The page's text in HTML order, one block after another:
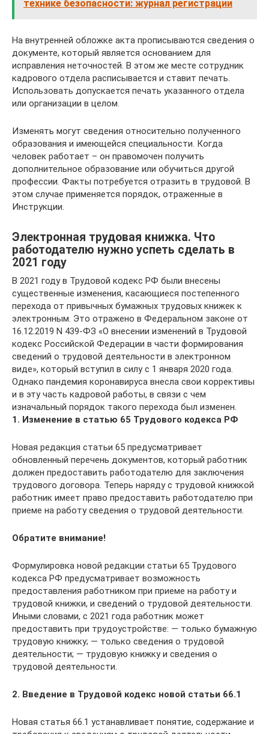
технике безопасности: журнал регистрации
На внутренней обложке акта прописываются сведения о
документе, который является основанием для
исправления неточностей. В этом же месте сотрудник
кадрового отдела расписывается и ставит печать.
Использовать допускается печать указанного отдела
или организации в целом.
Изменять могут сведения относительно полученного
образования и имеющейся специальности. Когда
человек работает – он правомочен получить
дополнительное образование или обучиться другой
профессии. Факты потребуется отразить в трудовой. В
этом случае применяется порядок, отраженные в
Инструкции.
Электронная трудовая книжка. Что
работодателю нужно успеть сделать в
2021 году
В 2021 году в Трудовой кодекс РФ были внесены
существенные изменения, касающиеся постепенного
перехода от привычных бумажных трудовых книжек к
электронным. Это отражено в Федеральном законе от
16.12.2019 N 439-ФЗ «О внесении изменений в Трудовой
кодекс Российской Федерации в части формирования
сведений о трудовой деятельности в электронном
виде», который вступил в силу с 1 января 2020 года.
Однако пандемия коронавируса внесла свои коррективы
и в эту часть кадровой работы, в связи с чем
изначальный порядок такого перехода был изменен.
1. Изменение в статью 65 Трудового кодекса РФ
Новая редакция статьи 65 предусматривает
обновленный перечень документов, который работник
должен предоставить работодателю для заключения
трудового договора. Теперь наряду с трудовой книжкой
работник имеет право предоставить работодателю при
приеме на работу сведения о трудовой деятельности.
Обратите внимание!
Формулировка новой редакции статьи 65 Трудового
кодекса РФ предусматривает возможность
предоставления работником при приеме на работу и
трудовой книжки, и сведений о трудовой деятельности.
Иными словами, с 2021 года работник может
предоставить при трудоустройстве: — только бумажную
трудовую книжку; — только сведения о трудовой
деятельности; — трудовую книжку и сведения о
трудовой деятельности.
2. Введение в Трудовой кодекс новой статьи 66.1
Новая статья 66.1 устанавливает понятие, содержание и